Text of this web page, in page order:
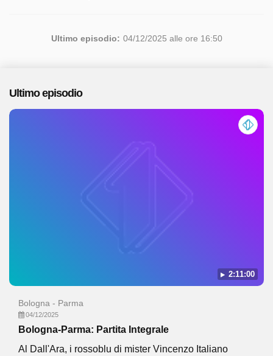
Ultimo episodio: 04/12/2025 alle ore 16:50
Ultimo episodio
2:11:00
Bologna - Parma
04/12/2025
Bologna-Parma: Partita Integrale
Al Dall'Ara, i rossoblu di mister Vincenzo Italiano